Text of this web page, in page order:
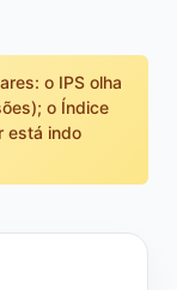
o IPS olha
o Índice
está indo